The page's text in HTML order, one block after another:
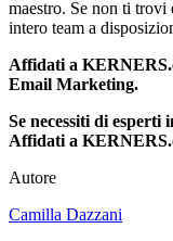
maestro. Se non ti trovi
intero team a
Affidati a
Email Marketing.
Se necessiti di
Affidati a
Autore
Camilla Dazzani